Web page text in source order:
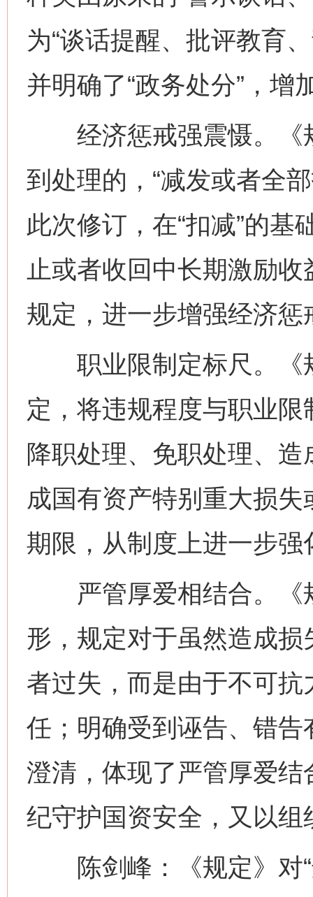
为“谈话提醒、批评教育
并明确了“政务处分”，增
经济惩戒强震慑。《
到处理的，“减发或者全
此次修订，在“扣减”的基
止或者收回中长期激励收
规定，进一步增强经济惩
职业限制定标尺。《
定，将违规程度与职业
降职处理、免职处理、
成国有资产特别重大损
期限，从制度上进一步强
严管厚爱相结合。《
形，规定对于虽然造成
者过失，而是由于不可
任；明确受到诬告、错
澄清，体现了严管厚爱
纪守护国资安全，又以
陈剑峰：《规定》对“